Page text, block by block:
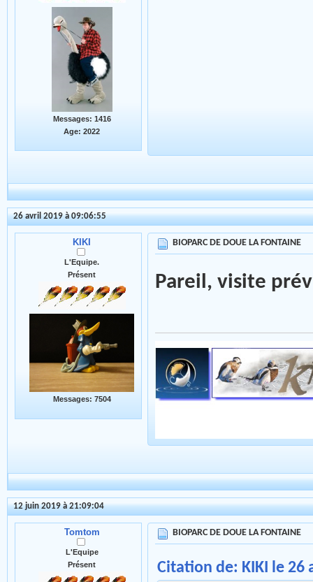
Messages: 1416
Age: 2022
26 avril 2019 à 09:06:55
KIKI
L'Equipe.
Présent
Messages: 7504
BIOPARC DE DOUE LA FONTAINE
Pareil, visite
12 juin 2019 à 21:09:04
Tomtom
L'Equipe
Présent
BIOPARC DE DOUE LA FONTAINE
Citation de: KIKI le 26